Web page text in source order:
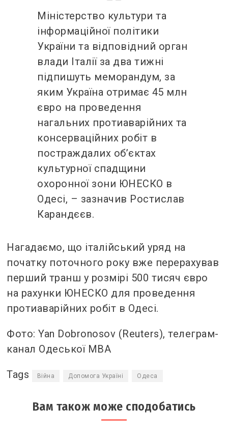
Міністерство культури та
інформаційної політики
України та відповідний орган
влади Італії за два тижні
підпишуть меморандум, за
яким Україна отримає 45 млн
євро на проведення
нагальних протиаварійних та
консерваційних робіт в
постраждалих об’єктах
культурної спадщини
охоронної зони ЮНЕСКО в
Одесі, – зазначив Ростислав
Карандєєв.
Нагадаємо, що італійський уряд на
початку поточного року вже перерахував
перший транш у розмірі 500 тисяч євро
на рахунки ЮНЕСКО для проведення
протиаварійних робіт в Одесі.
Фото: Yan Dobronosov (Reuters), телеграм-
канал Одеської МВА
Tags Війна Допомога Україні Одеса
Вам також може сподобатись